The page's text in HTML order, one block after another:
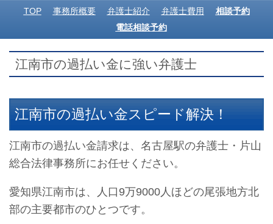
TOP 事務所概要 弁護士紹介 弁護士費用
相談予約
電話相談予約
江南市の過払い金に強い弁護士
江南市の過払い金スピード解決！
江南市の過払い金請求は、名古屋駅の弁護士・片山
総合法律事務所にお任せください。
愛知県江南市は、人口9万9000人ほどの尾張地方北
部の主要都市のひとつです。